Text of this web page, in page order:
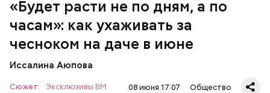
«Будет расти не по дням, а по
часам»: как ухаживать за
чесноком на даче в июне
Иссалина Аюпова
Сюжет: Эксклюзивы ВМ 08 июня 17:07 Общество